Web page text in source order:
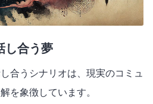
し合う夢
合うシナリオは、現実のコミュ
を象徴しています。